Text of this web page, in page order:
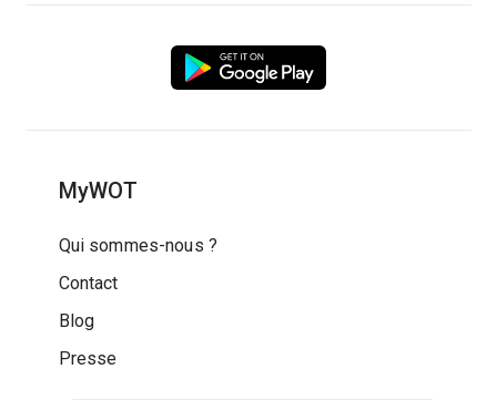
MyWOT
Qui sommes-nous ?
Contact
Blog
Presse